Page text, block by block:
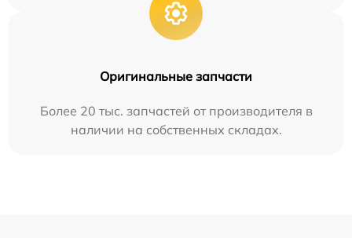
Оригинальные запчасти
Более 20 тыс. запчастей от производителя в
наличии на собственных складах.